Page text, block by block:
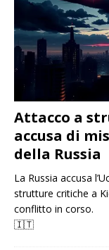
Attacco a
accusa di
della Russia
La Russia accusa
strutture critiche a
conflitto in corso.
🇮🇹